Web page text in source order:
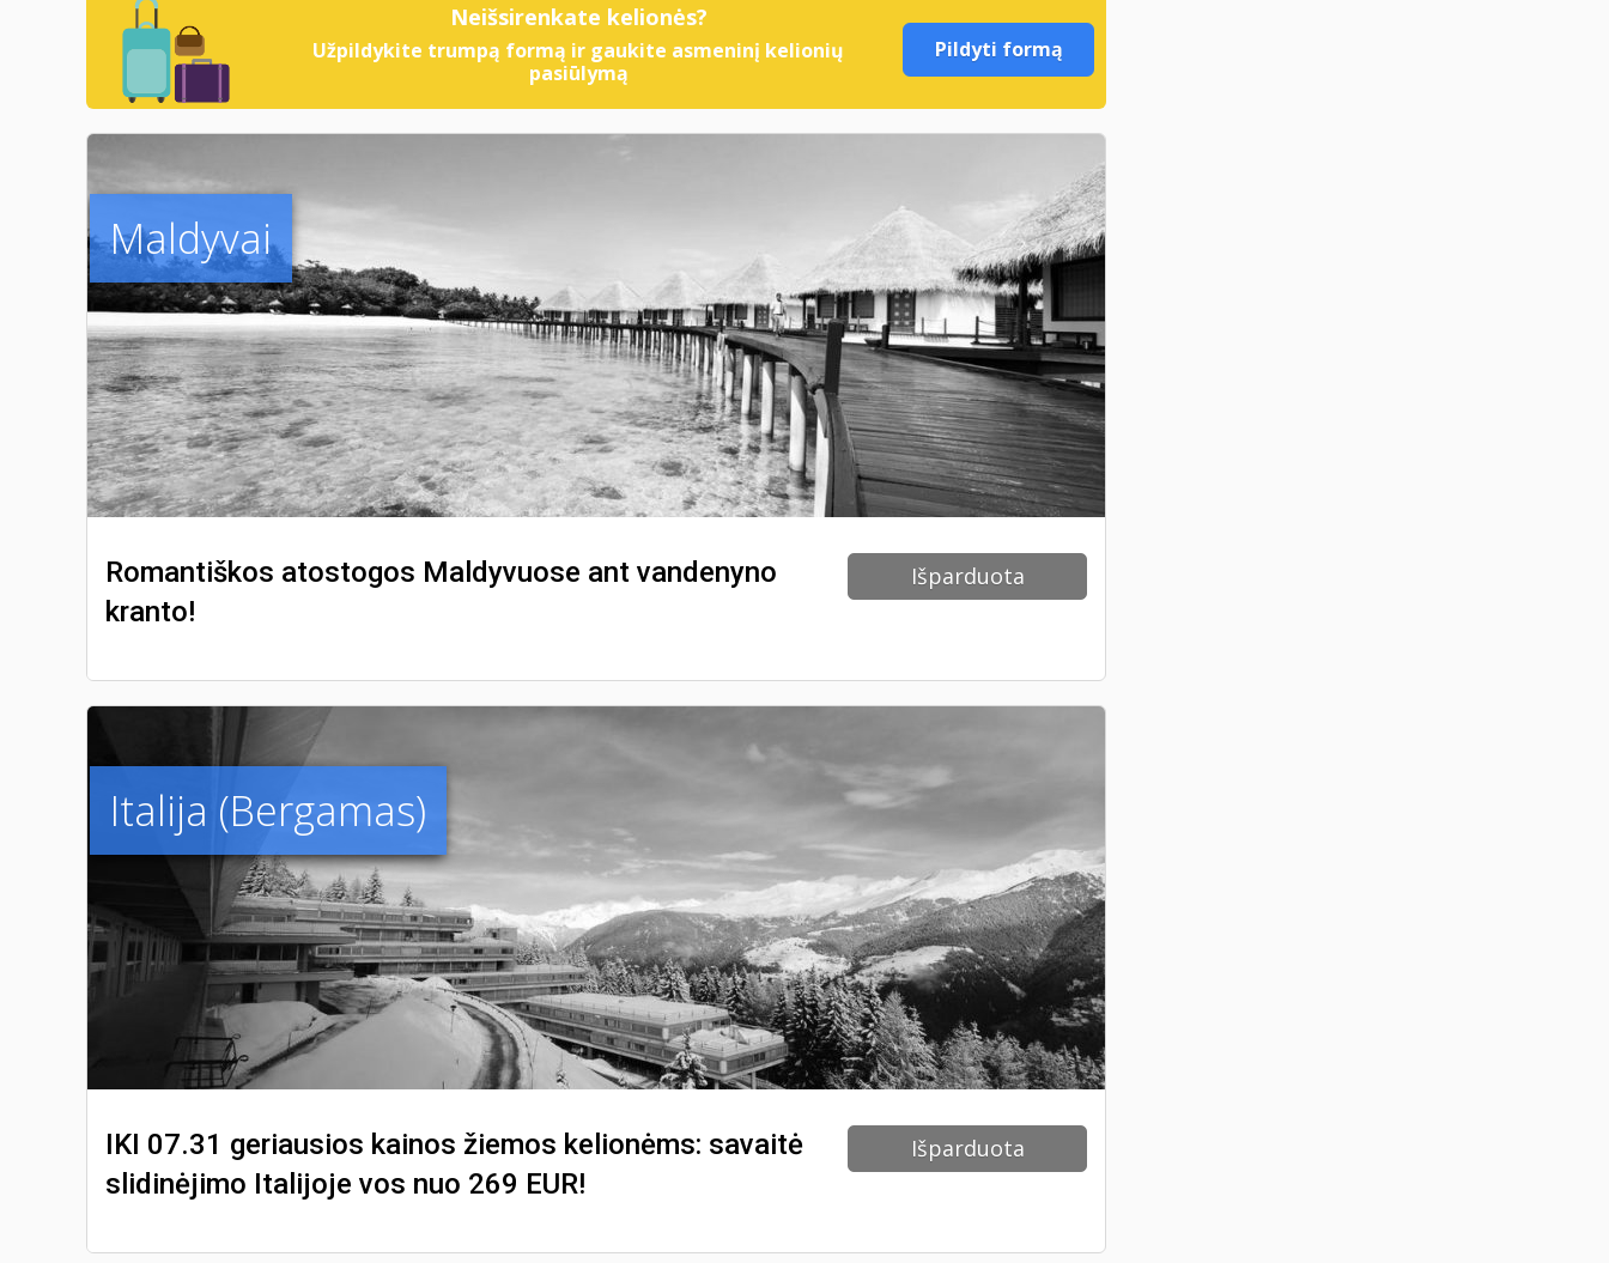
Neišsirenkate kelionės?
Užpildykite trumpą formą ir gaukite asmeninį kelionių
pasiūlymą
Pildyti formą
Maldyvai
Romantiškos atostogos Maldyvuose ant vandenyno
kranto!
Išparduota
Italija (Bergamas)
IKI 07.31 geriausios kainos žiemos kelionėms: savaitė
slidinėjimo Italijoje vos nuo 269 EUR!
Išparduota